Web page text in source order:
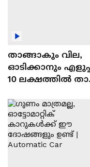
താങ്ങാകും വില,
ഓടിക്കാനും
10 ലക്ഷത്തിൽ
ഓട്ടോമാറ്റിക്ക്
എസ്‍യുവികൾ